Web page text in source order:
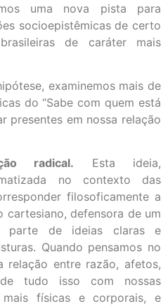
uma nova pista para
socioepistêmicas de certo
de caráter mais
examinemos mais de
do “Sabe com quem está
presentes em nossa relação
radical. Esta ideia,
no contexto das
filosoficamente a
cartesiano, defensora de um
parte de ideias claras e
Quando pensamos no
relação entre razão, afetos,
tudo isso com nossas
mais físicas e corporais, e